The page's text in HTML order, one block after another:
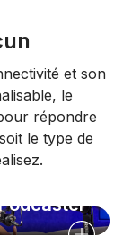
et son
le
répondre
le type de